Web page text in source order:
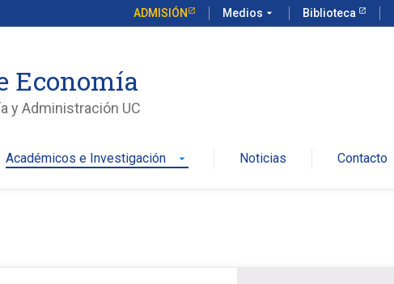
ADMISIÓN Medios arrow_drop_down Biblioteca
Economía
y Administración UC
Académicos e Investigación arrow_drop_down Noticias Contacto